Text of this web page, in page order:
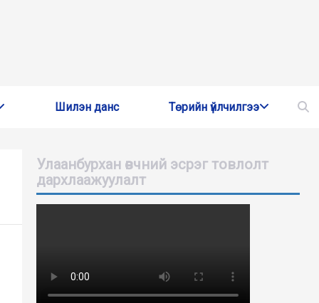
Шилэн данс Төрийн үйлчилгээ
Улаанбурхан өвчний эсрэг товлолт
дархлаажуулалт